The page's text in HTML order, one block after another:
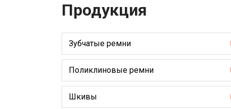
Продукция
Зубчатые ремни
Поликлиновые ремни
Шкивы